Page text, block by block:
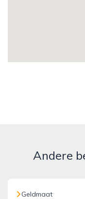
Andere
Geldmaat